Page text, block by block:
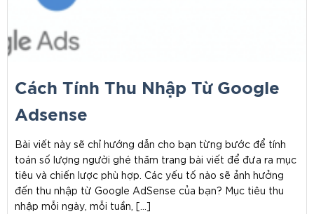
Cách Tính Thu Nhập Từ Google
Adsense
Bài viết này sẽ chỉ hướng dẫn cho bạn từng bước để tính
toán số lượng người ghé thăm trang bài viết để đưa ra mục
tiêu và chiến lược phù hợp. Các yếu tố nào sẽ ảnh hưởng
đến thu nhập từ Google AdSense của bạn? Mục tiêu thu
nhập mỗi ngày, mỗi tuần, […]